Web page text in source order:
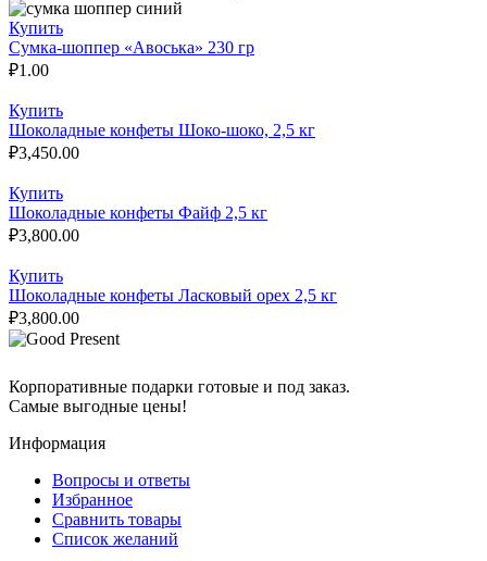
Купить
Сумка-шоппер «Авоська» 230 гр
₽1.00
Купить
Шоколадные конфеты Шоко-шоко, 2,5 кг
₽3,450.00
Купить
Шоколадные конфеты Файф 2,5 кг
₽3,800.00
Купить
Шоколадные конфеты Ласковый орех 2,5 кг
₽3,800.00
Корпоративные подарки готовые и под заказ.
Самые выгодные цены!
Информация
Вопросы и ответы
Избранное
Сравнить товары
Список желаний